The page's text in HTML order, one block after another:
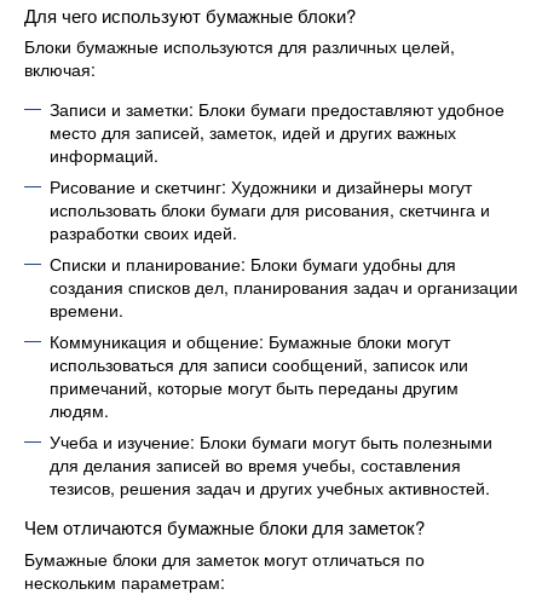
Для чего используют бумажные блоки?
Блоки бумажные используются для различных целей,
включая:
Записи и заметки: Блоки бумаги предоставляют удобное
место для записей, заметок, идей и других важных
информаций.
Рисование и скетчинг: Художники и дизайнеры могут
использовать блоки бумаги для рисования, скетчинга и
разработки своих идей.
Списки и планирование: Блоки бумаги удобны для
создания списков дел, планирования задач и организации
времени.
Коммуникация и общение: Бумажные блоки могут
использоваться для записи сообщений, записок или
примечаний, которые могут быть переданы другим
людям.
Учеба и изучение: Блоки бумаги могут быть полезными
для делания записей во время учебы, составления
тезисов, решения задач и других учебных активностей.
Чем отличаются бумажные блоки для заметок?
Бумажные блоки для заметок могут отличаться по
нескольким параметрам: